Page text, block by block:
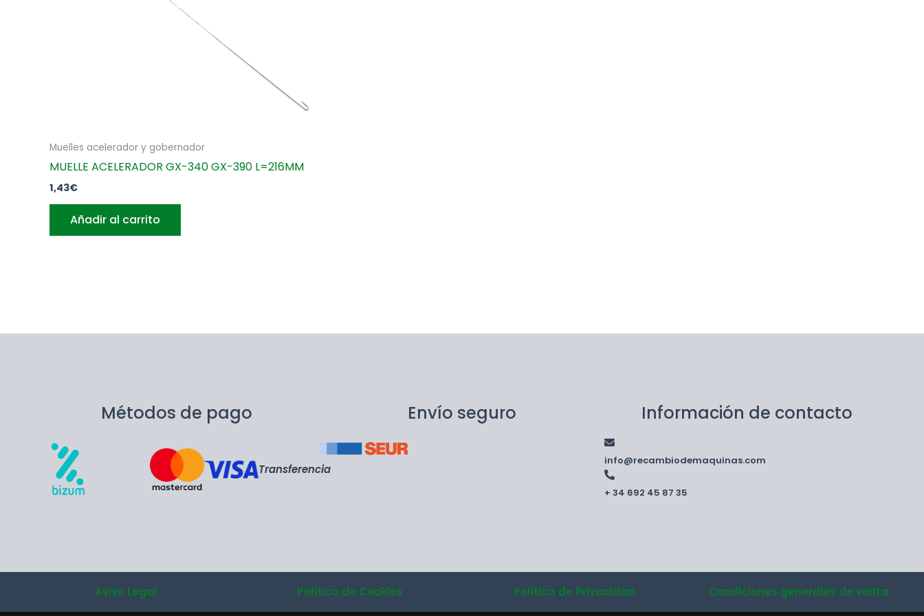
Muelles acelerador y gobernador
MUELLE ACELERADOR GX-340 GX-390 L=216MM
1,43€
Añadir al carrito
Métodos de pago
Transferencia
Envío seguro Información de contacto
info@recambiodemaquinas.com
+ 34 692 45 87 35
Aviso Legal Política de Cookies Política de Privacidad Condiciones generales de venta